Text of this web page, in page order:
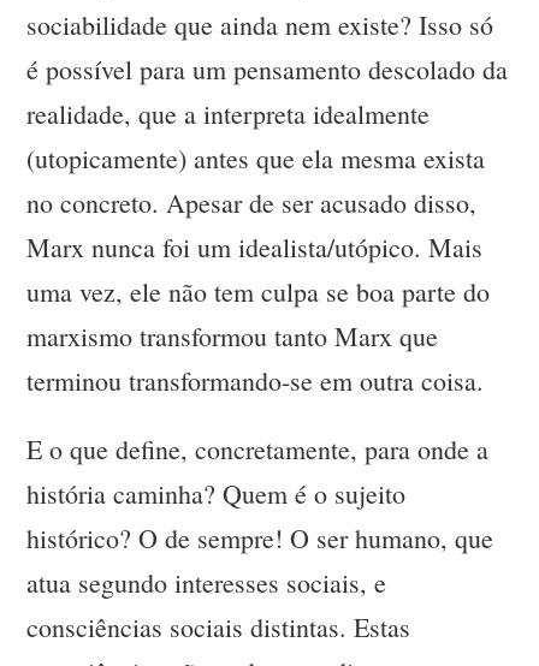
sociabilidade que ainda nem existe? Isso só
é possível para um pensamento descolado da
realidade, que a interpreta idealmente
(utopicamente) antes que ela mesma exista
no concreto. Apesar de ser acusado disso,
Marx nunca foi um idealista/utópico. Mais
uma vez, ele não tem culpa se boa parte do
marxismo transformou tanto Marx que
terminou transformando-se em outra coisa.
E o que define, concretamente, para onde a
história caminha? Quem é o sujeito
histórico? O de sempre! O ser humano, que
atua segundo interesses sociais, e
consciências sociais distintas. Estas